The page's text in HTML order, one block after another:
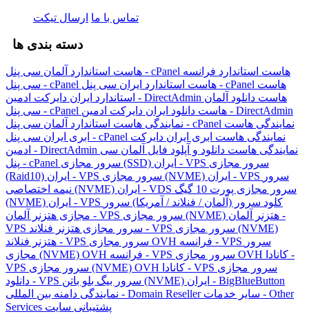
تماس با ما ارسال تیکت
دسته بندی ها
هاست استاندارد آلمان سی پنل - cPanel هاست استاندارد فرانسه
سی پنل - cPanel
هاست استاندارد ایران سی پنل - cPanel هاست
استاندارد ایران دایرکت ادمین - DirectAdmin هاست دانلود آلمان
سی پنل - cPanel
هاست دانلود ایران دایرکت ادمین - DirectAdmin
نمایندگی هاست استاندارد آلمان سی پنل - cPanel نمایندگی هاست
ابری ایران سی پنل - cPanel نمایندگی هاست ابری ایران دایرکت
ادمین - DirectAdmin نمایندگی هاست دانلود و آپلود فایل آلمان سی
پنل - cPanel
سرور مجازی (SSD) ایران - VPS سرور مجازی
(Raid10) ایران - VPS
سرور مجازی (NVME) ایران - VPS سرور
نیمه اختصاصی (NVME) ایران - VDS سرور مجازی پورت 10 گیگ
(NVME) ایران - VPS
کلود سرور (آلمان / فنلاند / آمریکا) سرور
مجازی هتزنر آلمان - VPS سرور مجازی (NVME) هتزنر آلمان -
VPS
سرور مجازی هتزنر فنلاند - VPS سرور مجازی (NVME)
هتزنر فنلاند - VPS
سرور مجازی OVH فرانسه - VPS سرور
مجازی (NVME) OVH فرانسه - VPS سرور مجازی OVH کانادا -
VPS
سرور مجازی (NVME) OVH کانادا - VPS سرور مجازی
دانلود - VPS
سرور بیگ بلو باتن (NVME) ایران - BigBlueButton
نمایندگی دامنه بین المللی - Domain Reseller سایر خدمات - Other
Services پشتیبانی سایت